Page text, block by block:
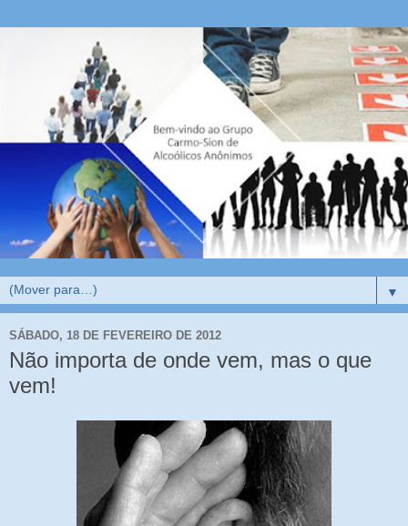
▼
SÁBADO, 18 DE FEVEREIRO DE 2012
Não importa de onde vem, mas o que
vem!